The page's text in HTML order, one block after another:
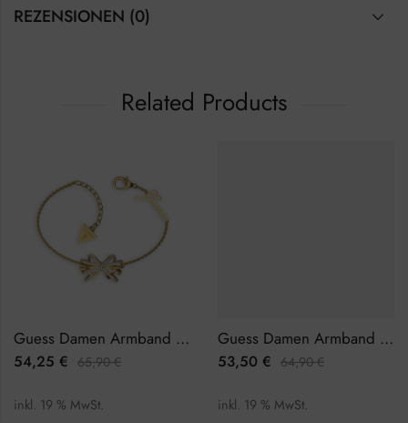
REZENSIONEN (0)
Related Products
Guess Damen Armband JUBB01327JWYGL
54,25 € 65,90€
inkl. 19 % MwSt.
Guess Damen Armband JUBB03113JWRHL
53,50 € 64,90€
inkl. 19 % MwSt.